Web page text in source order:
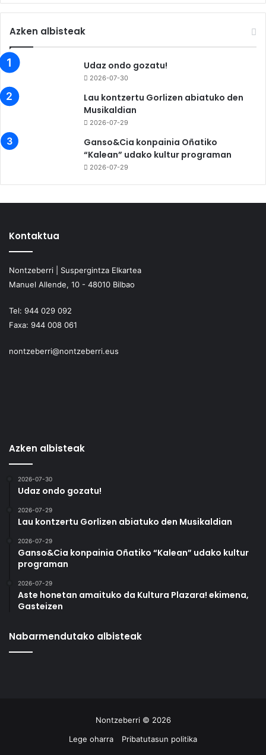
Azken albisteak
Udaz ondo gozatu!
2026-07-30
Lau kontzertu Gorlizen abiatuko den
Musikaldian
2026-07-29
Ganso&Cia konpainia Oñatiko
“Kalean” udako kultur programan
2026-07-29
Kontaktua
Nontzeberri | Suspergintza Elkartea
Manuel Allende, 10 - 48010 Bilbao
Tel: 944 029 092
Faxa: 944 008 061
nontzeberri@nontzeberri.eus
Azken albisteak
2026-07-30
Udaz ondo gozatu!
2026-07-29
Lau kontzertu Gorlizen abiatuko den Musikaldian
2026-07-29
Ganso&Cia konpainia Oñatiko “Kalean” udako kultur
programan
2026-07-29
Aste honetan amaituko da Kultura Plazara! ekimena,
Gasteizen
Nabarmendutako albisteak
Nontzeberri © 2026
Lege oharra
Pribatutasun politika